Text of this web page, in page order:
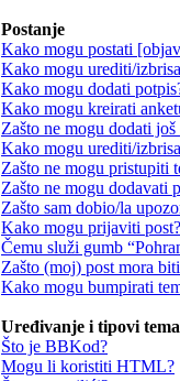
Postanje
Kako mogu postati
Kako mogu urediti/
Kako mogu dodati
Kako mogu kreirati
Zašto ne mogu dodati
Kako mogu urediti/
Zašto ne mogu pristupiti
Zašto ne mogu dodavati
Zašto sam dobio/la
Kako mogu prijaviti post?
Čemu služi gumb
Zašto (moj) post mora
Kako mogu bumpirati
Uređivanje i tipovi tema
Što je BBKod?
Mogu li koristiti HTML?